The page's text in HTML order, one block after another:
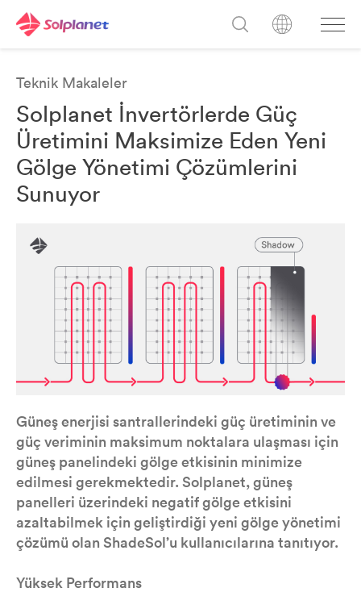
Teknik Makaleler
Solplanet İnvertörlerde Güç
Üretimini Maksimize Eden Yeni
Gölge Yönetimi Çözümlerini
Sunuyor
Güneş enerjisi santrallerindeki güç üretiminin ve
güç veriminin maksimum noktalara ulaşması için
güneş panelindeki gölge etkisinin minimize
edilmesi gerekmektedir. Solplanet, güneş
panelleri üzerindeki negatif gölge etkisini
azaltabilmek için geliştirdiği yeni gölge yönetimi
çözümü olan ShadeSol’u kullanıcılarına tanıtıyor.
Yüksek Performans